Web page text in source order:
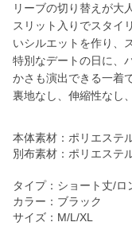
リーブの切り替えが大
スリット入りでスタイ
いシルエットを作り、
特別なデートの日に、
かさも演出できる一着
裏地なし、伸縮性なし
本体素材：ポリエステ
別布素材：ポリエステ
タイプ：ショート丈/ロ
カラー：ブラック
サイズ：M/L/XL